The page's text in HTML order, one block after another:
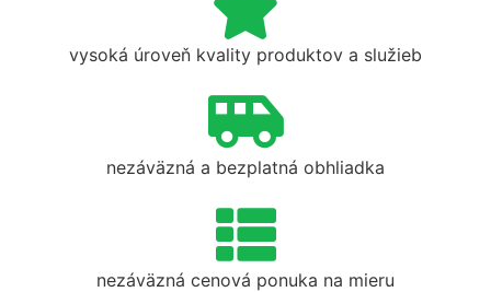
vysoká úroveň kvality produktov a služieb
nezáväzná a bezplatná obhliadka
nezáväzná cenová ponuka na mieru